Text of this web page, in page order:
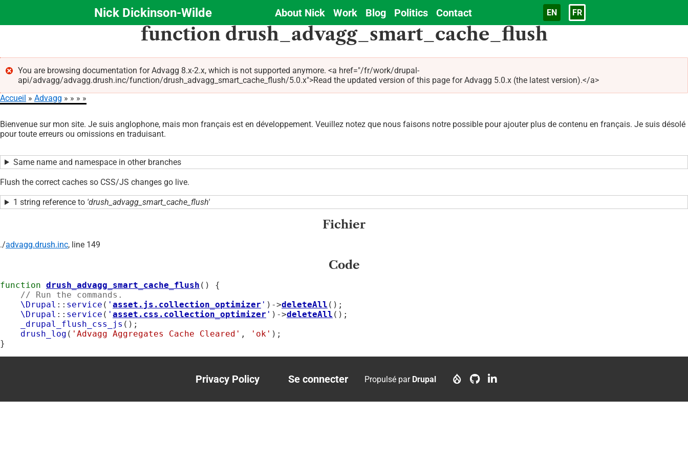
Aller
principal
Nick Dickinson-Wilde
Main
navigation
About Nick Work Blog Politics Contact Langue
EN FR
function drush_advagg_smart_cache_flush
Message
d'erreur
You are browsing documentation for Advagg 8.x-2.x, which is not supported anymore. <a href="/fr/work/drupal-
api/advagg/advagg.drush.inc/function/drush_advagg_smart_cache_flush/5.0.x">Read the updated version of this page for Advagg 5.0.x (the latest version).</a>
d'Ariane
Accueil Advagg
Bienvenue sur mon site. Je suis anglophone, mais mon français est en développement. Veuillez notez que nous faisons notre possible pour ajouter plus de contenu en français. Je suis désolé
pour toute erreurs ou omissions en traduisant.
Same name and namespace in other branches
Flush the correct caches so CSS/JS changes go live.
1 string reference to 'drush_advagg_smart_cache_flush'
Fichier
./advagg.drush.inc, line 149
Code
function drush_advagg_smart_cache_flush () {
// Run the commands.
\Drupal :: service ( ' asset.js.collection_optimizer ' )->deleteAll ();
\Drupal :: service ( ' asset.css.collection_optimizer ' )->deleteAll ();
_drupal_flush_css_js ();
drush_log ( 'Advagg Aggregates Cache Cleared' , 'ok' );
}
Footer
menu
Privacy Policy
account
Se connecter Propulsé par Drupal